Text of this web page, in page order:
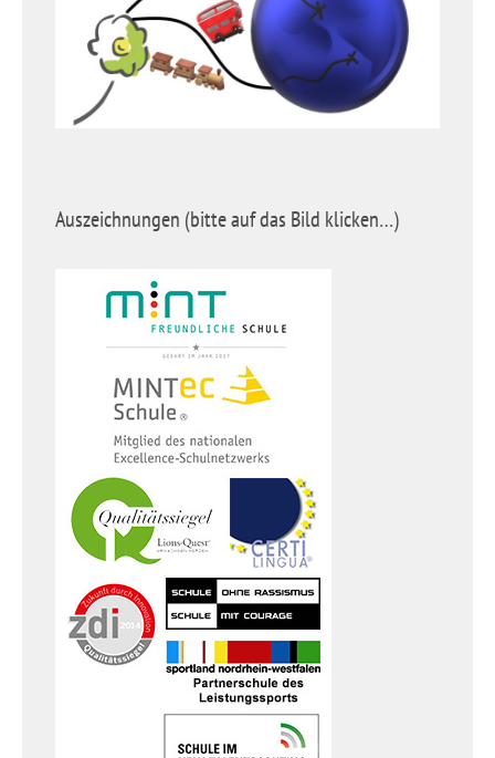
Auszeichnungen (bitte auf das Bild klicken…)